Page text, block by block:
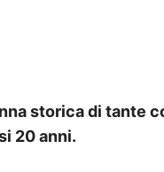
storica di tante
20 anni.